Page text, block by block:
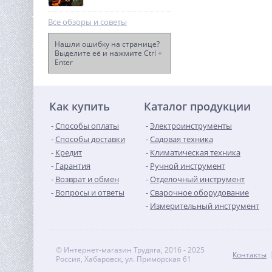
UNIPUMP FEKAMAX 12-10-
Все обзоры и советы
Нашли ошибку на странице?
Выделите её и нажмите Ctrl +
Enter
Как купить
Способы оплаты
Способы доставки
Кредит
Гарантия
Возврат и обмен
Вопросы и ответы
Каталог продукции
Электроинструменты
Садовая техника
Климатическая техника
Ручной инструмент
Отделочный инструмент
Сварочное оборудование
Измерительный инструмент
© Интернет-магазин Трудяга, 2016 - 2025
Россия, Хабаровск, ул. Приморская 61
Контакты